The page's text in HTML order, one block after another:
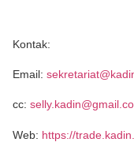
Kontak:
Email:
cc:
Web: https://